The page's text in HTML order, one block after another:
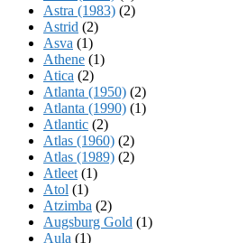
Astra (1983) (2)
Astrid (2)
Asva (1)
Athene (1)
Atica (2)
Atlanta (1950) (2)
Atlanta (1990) (1)
Atlantic (2)
Atlas (1960) (2)
Atlas (1989) (2)
Atleet (1)
Atol (1)
Atzimba (2)
Augsburg Gold (1)
Aula (1)